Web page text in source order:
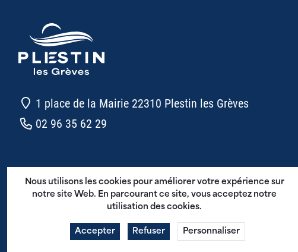
1 place de la Mairie 22310 Plestin les Grèves
02 96 35 62 29
CGU - Plestin en Poche
Mentions légales
Politique de confidentialité
Nous utilisons les cookies pour améliorer votre expérience sur
notre site Web. En parcourant ce site, vous acceptez notre
utilisation des cookies.
Accepter Refuser Personnaliser